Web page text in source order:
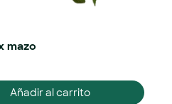
mazo
Añadir al carrito